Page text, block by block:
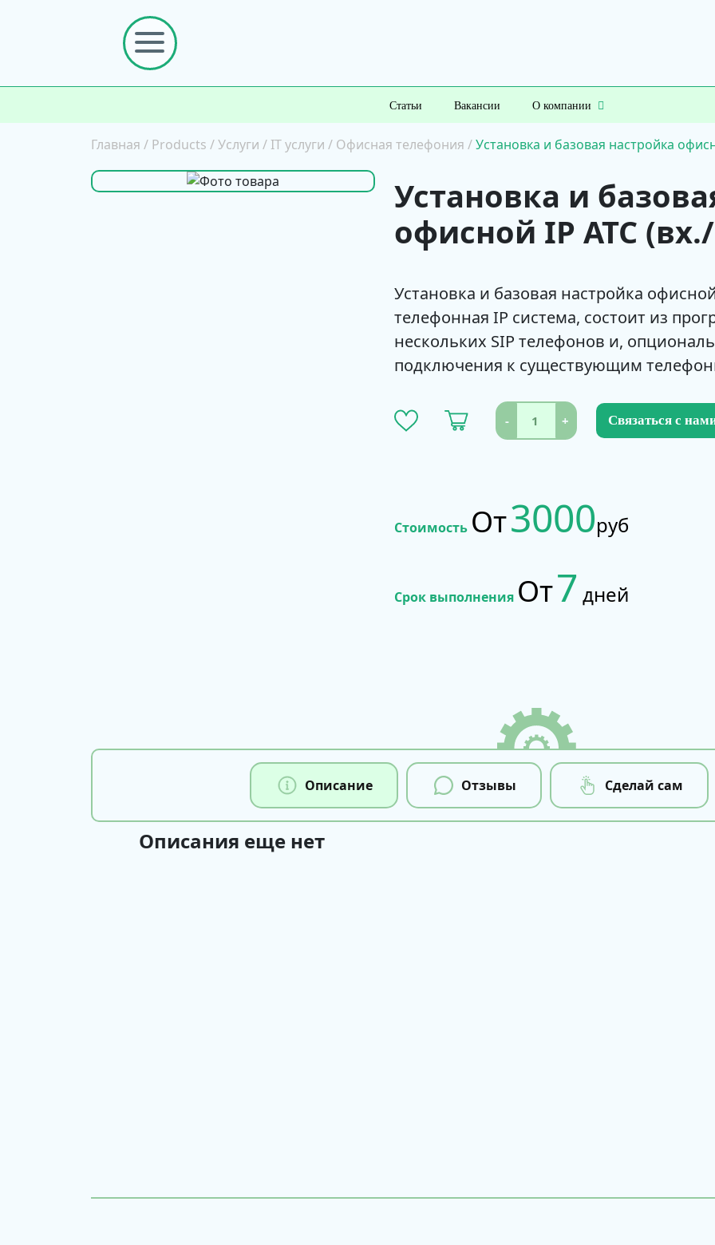
Статьи Вакансии О компании
Главная / Products /Услуги / IT услуги / Офисная телефония /Установка и базовая настройка
Установка и
офисной IP АТС
Установка и базовая настройка
телефонная IP система, состоит из
нескольких SIP телефонов и,
подключения к существующим
- + Связаться с
Стоимость От3000руб
Срок выполнения От7 дней
Описание Отзывы Сделай сам
Описания еще нет